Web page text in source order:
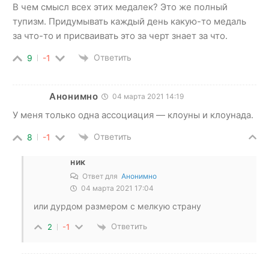
В чем смысл всех этих медалек? Это же полный
тупизм. Придумывать каждый день какую-то медаль
за что-то и присваивать это за черт знает за что.
9 -1 Ответить
Анонимно 04 марта 2021 14:19
У меня только одна ассоциация — клоуны и клоунада.
8 -1 Ответить
ник
Ответ для Анонимно
04 марта 2021 17:04
или дурдом размером с мелкую страну
2 -1 Ответить